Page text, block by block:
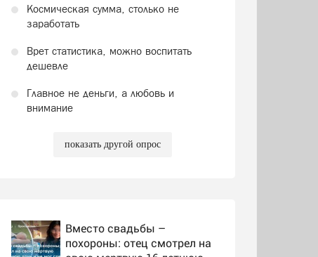
Космическая сумма, столько не
заработать
Врет статистика, можно воспитать
дешевле
Главное не деньги, а любовь и
внимание
показать другой опрос
Вместо свадьбы –
похороны: отец смотрел на